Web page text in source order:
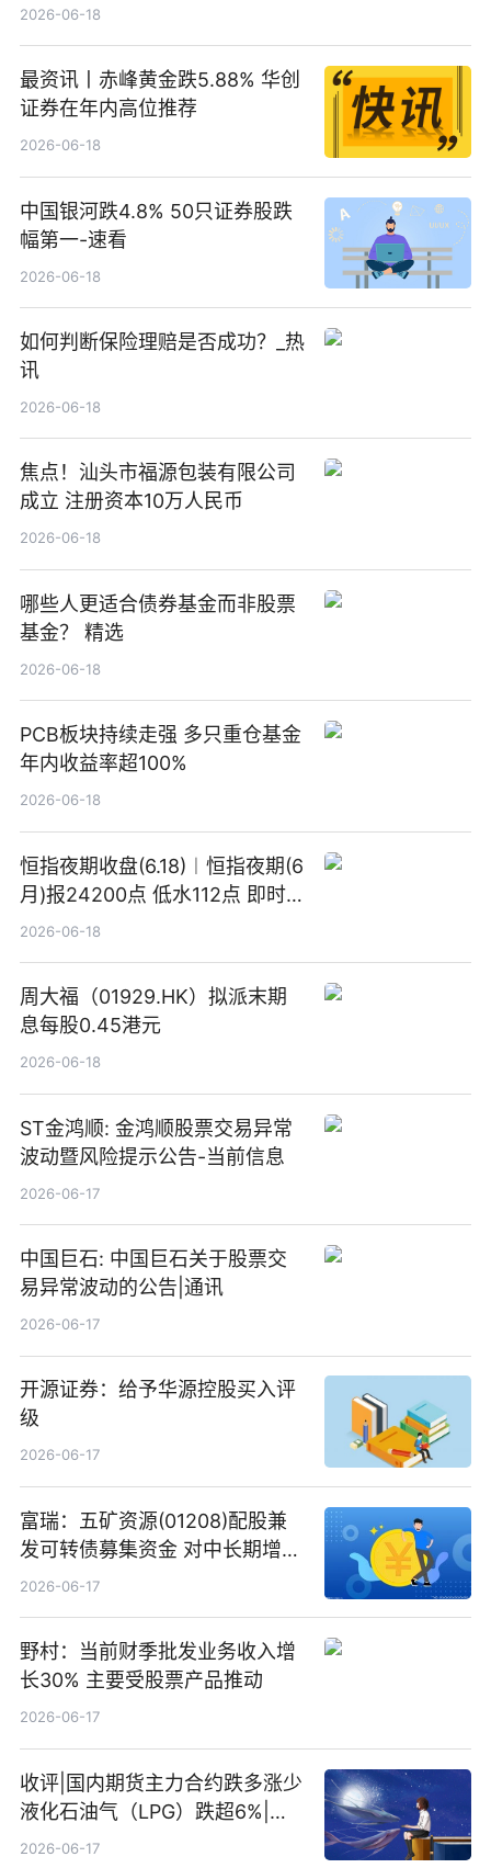
2026-06-18
最资讯丨赤峰黄金跌5.88% 华创
证券在年内高位推荐
2026-06-18
中国银河跌4.8% 50只证券股跌
幅第一-速看
2026-06-18
如何判断保险理赔是否成功？_热
讯
2026-06-18
焦点！汕头市福源包装有限公司
成立 注册资本10万人民币
2026-06-18
哪些人更适合债券基金而非股票
基金？ 精选
2026-06-18
PCB板块持续走强 多只重仓基金
年内收益率超100%
2026-06-18
恒指夜期收盘(6.18)︱恒指夜期(6
月)报24200点 低水112点 即时
焦点
2026-06-18
周大福（01929.HK）拟派末期
息每股0.45港元
2026-06-18
ST金鸿顺: 金鸿顺股票交易异常
波动暨风险提示公告-当前信息
2026-06-17
中国巨石: 中国巨石关于股票交
易异常波动的公告|通讯
2026-06-17
开源证券：给予华源控股买入评
级
2026-06-17
富瑞：五矿资源(01208)配股兼
发可转债募集资金 对中长期增长
和战略定位正面|当前焦点
2026-06-17
野村：当前财季批发业务收入增
长30% 主要受股票产品推动
2026-06-17
收评|国内期货主力合约跌多涨少
液化石油气（LPG）跌超6%|头
条焦点
2026-06-17